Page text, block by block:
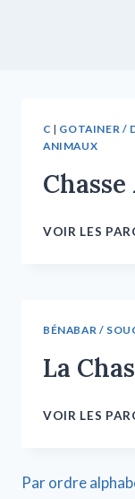
C | GOTAINER /
ANIMAUX
VOIR LES
BÉNABAR /
La
VOIR LES
Par ordre